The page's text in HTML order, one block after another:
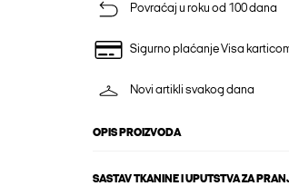
Povraćaj u roku od 100 dana
Sigurno plaćanje Visa
Novi artikli svakog dana
OPIS PROIZVODA
SASTAV TKANINE I UPUTSTVA ZA